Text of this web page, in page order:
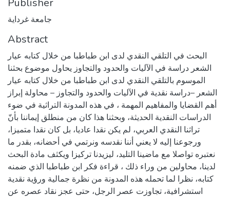
جامعة غرداية
Abstract
البحث في التلقي النقدي لدى ابن طباطبا من خلال كتابه عيار
الشعر دراسة في الآليات والحدود والتجاوز يحاول موضوع بحثنا
الموسوم بالتلقي النقدي لدى ابن طباطبا من خلال كتابه عيار
الشعر –دراسة نقدية في الآليات والحدود والتجاوز – محاولة إبراز
أهم القضايا والمفاهيم المهمة ، في هذه المدونة التراثية في ضوء
الدراسات النقدية الحديثة، وبحثنا هذا كان من منطلق إيماننا بأنّ
تراثنا النقدي العربي، لم يكن نقدا عاديا، بل كان نقدا متميزا،
ورجوعنا إليه لا يعني أننا نقدسه ونرتمي في أحضانه، بقدر ما
نعتبره تواصلا مع ماضينا التليد، ليزيدنا تركيزا ويكثف مادة البحث
لدينا، محاولين من وراء ذلك ، قراءة فكر ابن طباطبا الذي ضمنه
كتابه، نظرا لما تحمله هذه المدونة من نظرة جمالية ورؤية نقدية
استشرافية، تجاوزت عصر الرجل، حتى عجز نقاد عصره عن